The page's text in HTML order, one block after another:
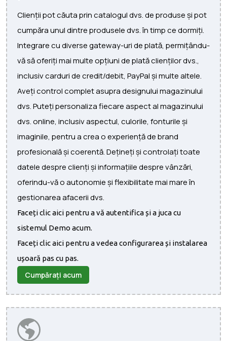
Clienții pot căuta prin catalogul dvs. de produse și pot
cumpăra unul dintre produsele dvs. în timp ce dormiți.
Integrare cu diverse gateway-uri de plată, permițându-
vă să oferiți mai multe opțiuni de plată clienților dvs.,
inclusiv carduri de credit/debit, PayPal și multe altele.
Aveți control complet asupra designului magazinului
dvs. Puteți personaliza fiecare aspect al magazinului
dvs. online, inclusiv aspectul, culorile, fonturile și
imaginile, pentru a crea o experiență de brand
profesională și coerentă. Dețineți și controlați toate
datele despre clienți și informațiile despre vânzări,
oferindu-vă o autonomie și flexibilitate mai mare în
gestionarea afacerii dvs.
Faceți clic aici pentru a vă autentifica și a juca cu
sistemul Demo acum.
Faceți clic aici pentru a vedea configurarea și instalarea
ușoară pas cu pas.
Cumpărați acum